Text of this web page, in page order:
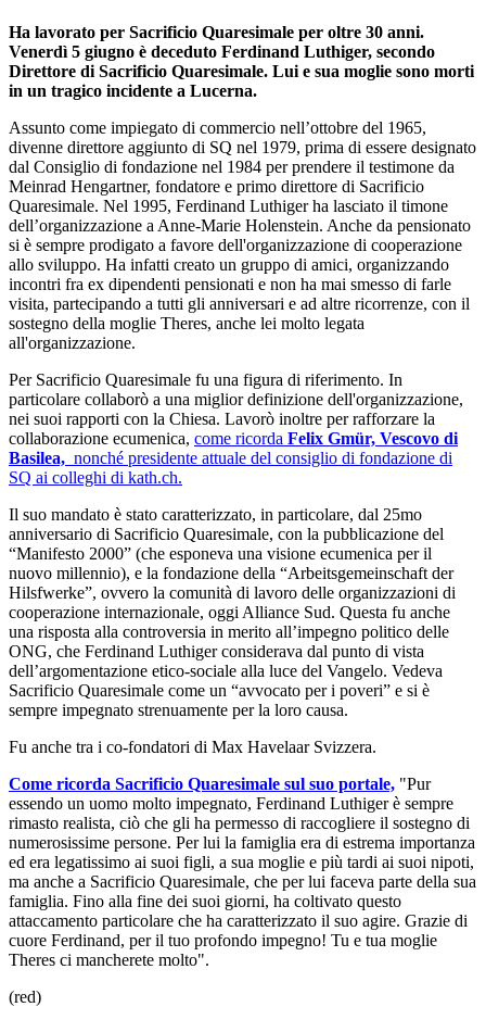
Ha lavorato per Sacrificio Quaresimale per oltre 30 anni.
Venerdì 5 giugno è deceduto Ferdinand Luthiger, secondo
Direttore di Sacrificio Quaresimale. Lui e sua moglie sono morti
in un tragico incidente a Lucerna.
Assunto come impiegato di commercio nell’ottobre del 1965,
divenne direttore aggiunto di SQ nel 1979, prima di essere designato
dal Consiglio di fondazione nel 1984 per prendere il testimone da
Meinrad Hengartner, fondatore e primo direttore di Sacrificio
Quaresimale. Nel 1995, Ferdinand Luthiger ha lasciato il timone
dell’organizzazione a Anne-Marie Holenstein. Anche da pensionato
si è sempre prodigato a favore dell'organizzazione di cooperazione
allo sviluppo. Ha infatti creato un gruppo di amici, organizzando
incontri fra ex dipendenti pensionati e non ha mai smesso di farle
visita, partecipando a tutti gli anniversari e ad altre ricorrenze, con il
sostegno della moglie Theres, anche lei molto legata
all'organizzazione.
Per Sacrificio Quaresimale fu una figura di riferimento. In
particolare collaborò a una miglior definizione dell'organizzazione,
nei suoi rapporti con la Chiesa. Lavorò inoltre per rafforzare la
collaborazione ecumenica, come ricorda Felix Gmür, Vescovo di
Basilea, nonché presidente attuale del consiglio di fondazione di
SQ ai colleghi di kath.ch.
Il suo mandato è stato caratterizzato, in particolare, dal 25mo
anniversario di Sacrificio Quaresimale, con la pubblicazione del
“Manifesto 2000” (che esponeva una visione ecumenica per il
nuovo millennio), e la fondazione della “Arbeitsgemeinschaft der
Hilsfwerke”, ovvero la comunità di lavoro delle organizzazioni di
cooperazione internazionale, oggi Alliance Sud. Questa fu anche
una risposta alla controversia in merito all’impegno politico delle
ONG, che Ferdinand Luthiger considerava dal punto di vista
dell’argomentazione etico-sociale alla luce del Vangelo. Vedeva
Sacrificio Quaresimale come un “avvocato per i poveri” e si è
sempre impegnato strenuamente per la loro causa.
Fu anche tra i co-fondatori di Max Havelaar Svizzera.
Come ricorda Sacrificio Quaresimale sul suo portale, "Pur
essendo un uomo molto impegnato, Ferdinand Luthiger è sempre
rimasto realista, ciò che gli ha permesso di raccogliere il sostegno di
numerosissime persone. Per lui la famiglia era di estrema importanza
ed era legatissimo ai suoi figli, a sua moglie e più tardi ai suoi nipoti,
ma anche a Sacrificio Quaresimale, che per lui faceva parte della sua
famiglia. Fino alla fine dei suoi giorni, ha coltivato questo
attaccamento particolare che ha caratterizzato il suo agire. Grazie di
cuore Ferdinand, per il tuo profondo impegno! Tu e tua moglie
Theres ci mancherete molto".
(red)